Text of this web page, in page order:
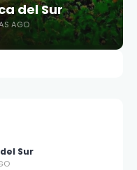
del Sur
AGO
Sur